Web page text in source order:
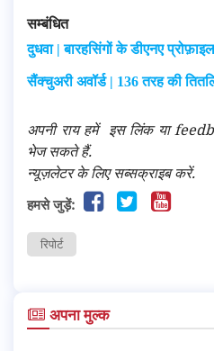
सम्बंधित
दुधवा | बारहसिंगों के डीएनए
सैंक्चुअरी अवॉर्ड | 136 तरह की
अपनी राय हमें इस लिंक या
भेज सकते हैं.
न्यूज़लेटर के लिए सब्सक्राइब करें.
हमसे जुड़ें:
रिपोर्ट
अपना मुल्क